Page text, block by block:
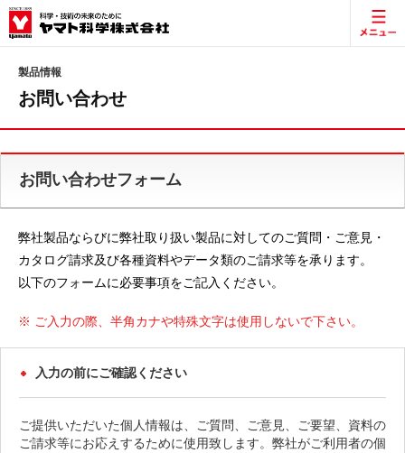
製品情報
お問い合わせ
お問い合わせフォーム
弊社製品ならびに弊社取り扱い製品に対してのご質問・ご意見・
カタログ請求及び各種資料やデータ類のご請求等を承ります。
以下のフォームに必要事項をご記入ください。
※ ご入力の際、半角カナや特殊文字は使用しないで下さい。
入力の前にご確認ください
ご提供いただいた個人情報は、ご質問、ご意見、ご要望、資料の
ご請求等にお応えするために使用致します。弊社がご利用者の個